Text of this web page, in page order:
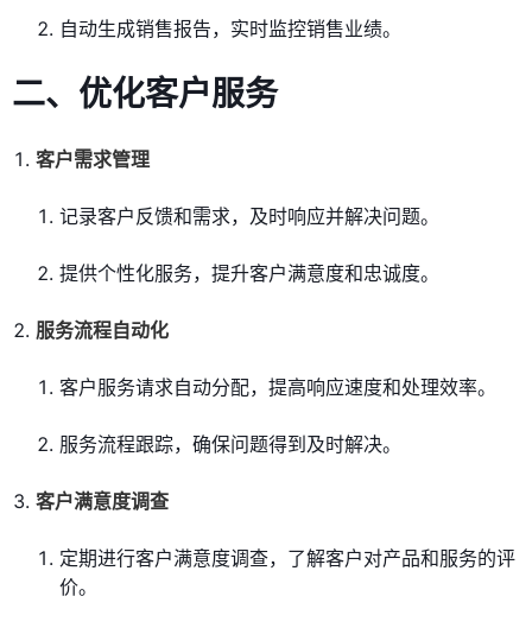
自动生成销售报告，实时监控销售业绩。
二、优化客户服务
客户需求管理
记录客户反馈和需求，及时响应并解决问题。
提供个性化服务，提升客户满意度和忠诚度。
服务流程自动化
客户服务请求自动分配，提高响应速度和处理效率。
服务流程跟踪，确保问题得到及时解决。
客户满意度调查
定期进行客户满意度调查，了解客户对产品和服务的评
价。